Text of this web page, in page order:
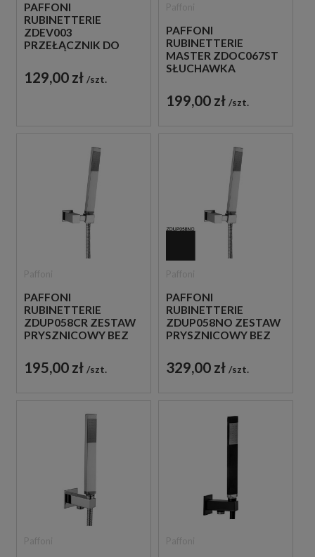
PAFFONI
RUBINETTERIE
ZDEV003
PRZEŁĄCZNIK DO
WANNOWYCH
ŚCIENNYCH
129,00 zł szt.
PAFFONI
RUBINETTERIE
MASTER ZDOC067ST
SŁUCHAWKA
SZCZOTKOWANA
199,00 zł szt.
PAFFONI
RUBINETTERIE
ZDUP058CR ZESTAW
PRYSZNICOWY BEZ
195,00 zł szt.
PAFFONI
RUBINETTERIE
ZDUP058NO ZESTAW
PRYSZNICOWY BEZ
329,00 zł szt.